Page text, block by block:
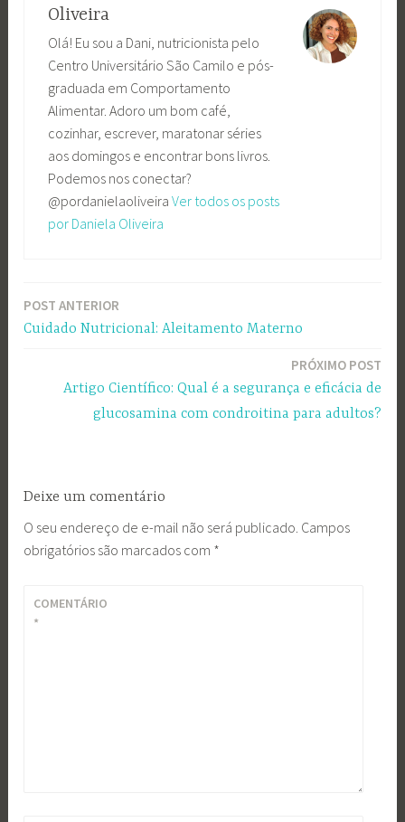
Oliveira
Olá! Eu sou a Dani, nutricionista pelo
Centro Universitário São Camilo e pós-
graduada em Comportamento
Alimentar. Adoro um bom café,
cozinhar, escrever, maratonar séries
aos domingos e encontrar bons livros.
Podemos nos conectar?
@pordanielaoliveira Ver todos os posts
por Daniela Oliveira
Navegação
POST ANTERIOR
Cuidado Nutricional: Aleitamento Materno
PRÓXIMO POST
Artigo Científico: Qual é a segurança e eficácia de
glucosamina com condroitina para adultos?
Deixe um comentário
O seu endereço de e-mail não será publicado. Campos
obrigatórios são marcados com *
COMENTÁRIO
*